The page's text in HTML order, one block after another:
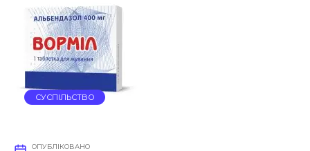
СУСПІЛЬСТВО
ОПУБЛІКОВАНО